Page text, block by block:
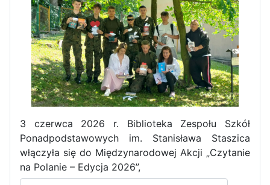
Pierwszy tydzień praktyk
zawodowych naszych uczniów
w Portugalii za nami!
3 czerwca 2026 r. Biblioteka Zespołu Szkół
Ponadpodstawowych im. Stanisława Staszica
włączyła się do Międzynarodowej Akcji „Czytanie
na Polanie – Edycja 2026”,